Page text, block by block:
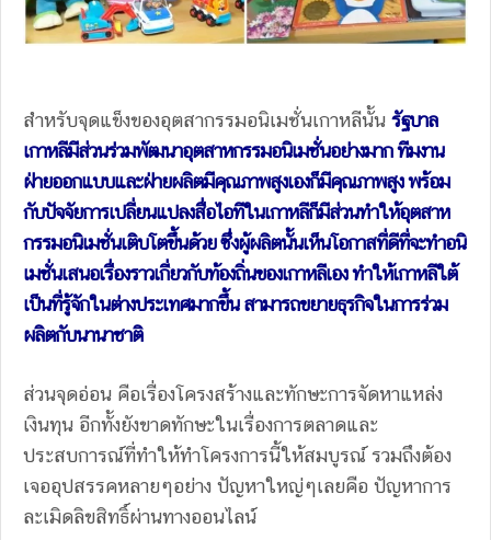
สำหรับจุดแข็งของอุตสากรรมอนิเมชั่นเกาหลีนั้น รัฐบาล
เกาหลีมีส่วนร่วมพัฒนาอุตสาหกรรมอนิเมชั่นอย่างมาก ทีมงาน
ฝ่ายออกแบบและฝ่ายผลิตมีคุณภาพสูงเองก็มีคุณภาพสูง พร้อม
กับปัจจัยการเปลี่ยนแปลงสื่อไอทีในเกาหลีก็มีส่วนทำให้อุตสาห
กรรมอนิเมชั่นเติบโตขึ้นด้วย ซึ่งผู้ผลิตนั้นเห็นโอกาสที่ดีที่จะทำอนิ
เมชั่นเสนอเรื่องราวเกี่ยวกับท้องถิ่นของเกาหลีเอง ทำให้เกาหลีใต้
เป็นที่รู้จักในต่างประเทศมากขึ้น สามารถขยายธุรกิจในการร่วม
ผลิตกับนานาชาติ
ส่วนจุดอ่อน คือเรื่องโครงสร้างและทักษะการจัดหาแหล่ง
เงินทุน อีกทั้งยังขาดทักษะในเรื่องการตลาดและ
ประสบการณ์ที่ทำให้ทำโครงการนี้ให้สมบูรณ์ รวมถึงต้อง
เจออุปสรรคหลายๆอย่าง ปัญหาใหญ่ๆเลยคือ ปัญหาการ
ละเมิดลิขสิทธิ์ผ่านทางออนไลน์